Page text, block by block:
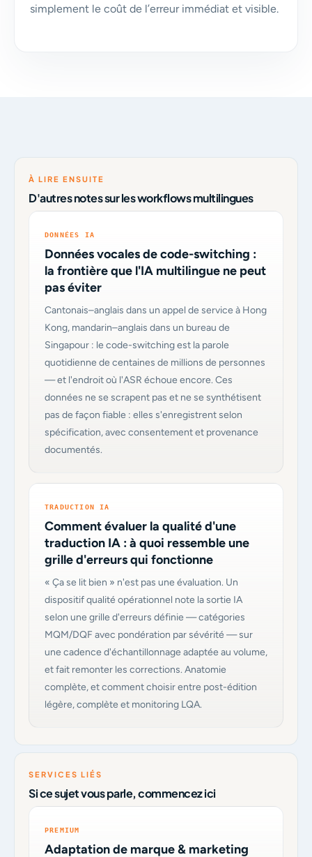
simplement le coût de l’erreur immédiat et visible.
À LIRE ENSUITE
D'autres notes sur les workflows multilingues
DONNÉES IA
Données vocales de code-switching :
la frontière que l'IA multilingue ne peut
pas éviter
Cantonais–anglais dans un appel de service à Hong
Kong, mandarin–anglais dans un bureau de
Singapour : le code-switching est la parole
quotidienne de centaines de millions de personnes
— et l'endroit où l'ASR échoue encore. Ces
données ne se scrapent pas et ne se synthétisent
pas de façon fiable : elles s'enregistrent selon
spécification, avec consentement et provenance
documentés.
TRADUCTION IA
Comment évaluer la qualité d'une
traduction IA : à quoi ressemble une
grille d'erreurs qui fonctionne
« Ça se lit bien » n'est pas une évaluation. Un
dispositif qualité opérationnel note la sortie IA
selon une grille d'erreurs définie — catégories
MQM/DQF avec pondération par sévérité — sur
une cadence d'échantillonnage adaptée au volume,
et fait remonter les corrections. Anatomie
complète, et comment choisir entre post-édition
légère, complète et monitoring LQA.
SERVICES LIÉS
Si ce sujet vous parle, commencez ici
PREMIUM
Adaptation de marque & marketing